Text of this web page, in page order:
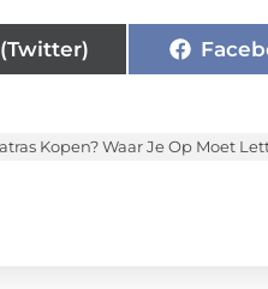
Kopen? Waar Je Op Moet